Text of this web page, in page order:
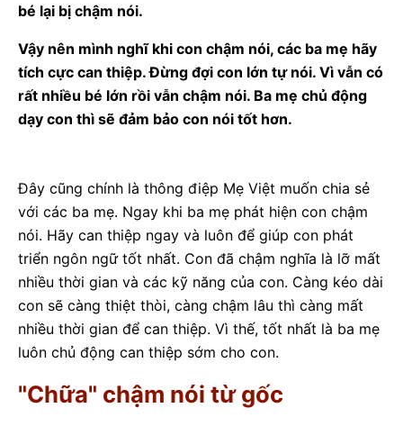
bé lại bị chậm nói.
Vậy nên mình nghĩ khi con chậm nói, các ba mẹ hãy
tích cực can thiệp. Đừng đợi con lớn tự nói. Vì vẫn có
rất nhiều bé lớn rồi vẫn chậm nói. Ba mẹ chủ động
dạy con thì sẽ đảm bảo con nói tốt hơn.
Đây cũng chính là thông điệp Mẹ Việt muốn chia sẻ
với các ba mẹ. Ngay khi ba mẹ phát hiện con chậm
nói. Hãy can thiệp ngay và luôn để giúp con phát
triển ngôn ngữ tốt nhất. Con đã chậm nghĩa là lỡ mất
nhiều thời gian và các kỹ năng của con. Càng kéo dài
con sẽ càng thiệt thòi, càng chậm lâu thì càng mất
nhiều thời gian để can thiệp. Vì thế, tốt nhất là ba mẹ
luôn chủ động can thiệp sớm cho con.
"Chữa" chậm nói từ gốc